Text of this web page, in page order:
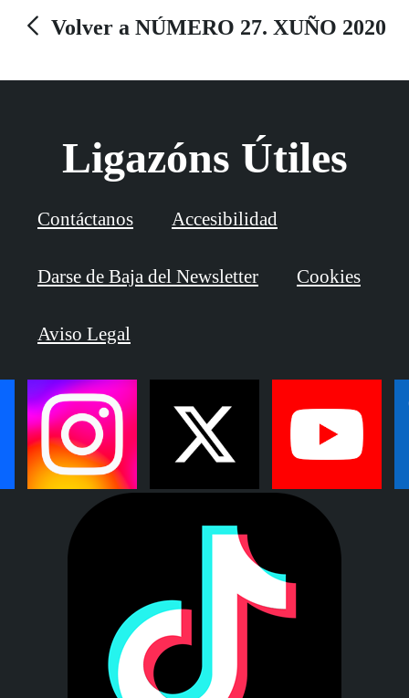
Volver a NÚMERO 27. XUÑO 2020
Ligazóns Útiles
Contáctanos Accesibilidad
Darse de Baja del Newsletter Cookies
Aviso Legal